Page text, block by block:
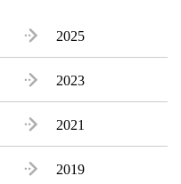
 2025
 2023
 2021
 2019